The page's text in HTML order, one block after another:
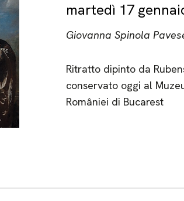
martedì 17
Giovanna Spinola
Ritratto dipinto da
conservato oggi al
României di Bucarest